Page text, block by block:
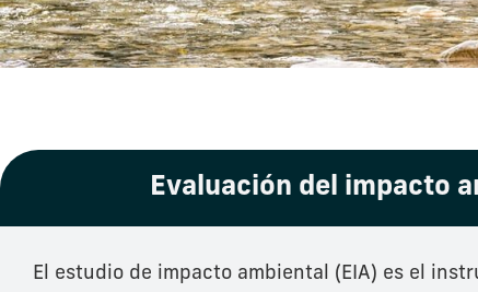
Evaluación del impacto
El estudio de impacto ambiental (EIA) es el